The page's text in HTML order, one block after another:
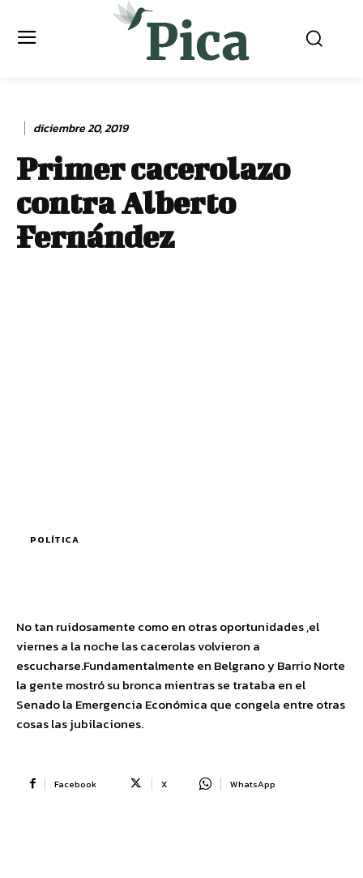
diciembre 20, 2019
Primer cacerolazo
contra Alberto
Fernández
POLÍTICA
No tan ruidosamente como en otras oportunidades ,el
viernes a la noche las cacerolas volvieron a
escucharse.Fundamentalmente en Belgrano y Barrio Norte
la gente mostró su bronca mientras se trataba en el
Senado la Emergencia Económica que congela entre otras
cosas las jubilaciones.
Facebook X WhatsApp